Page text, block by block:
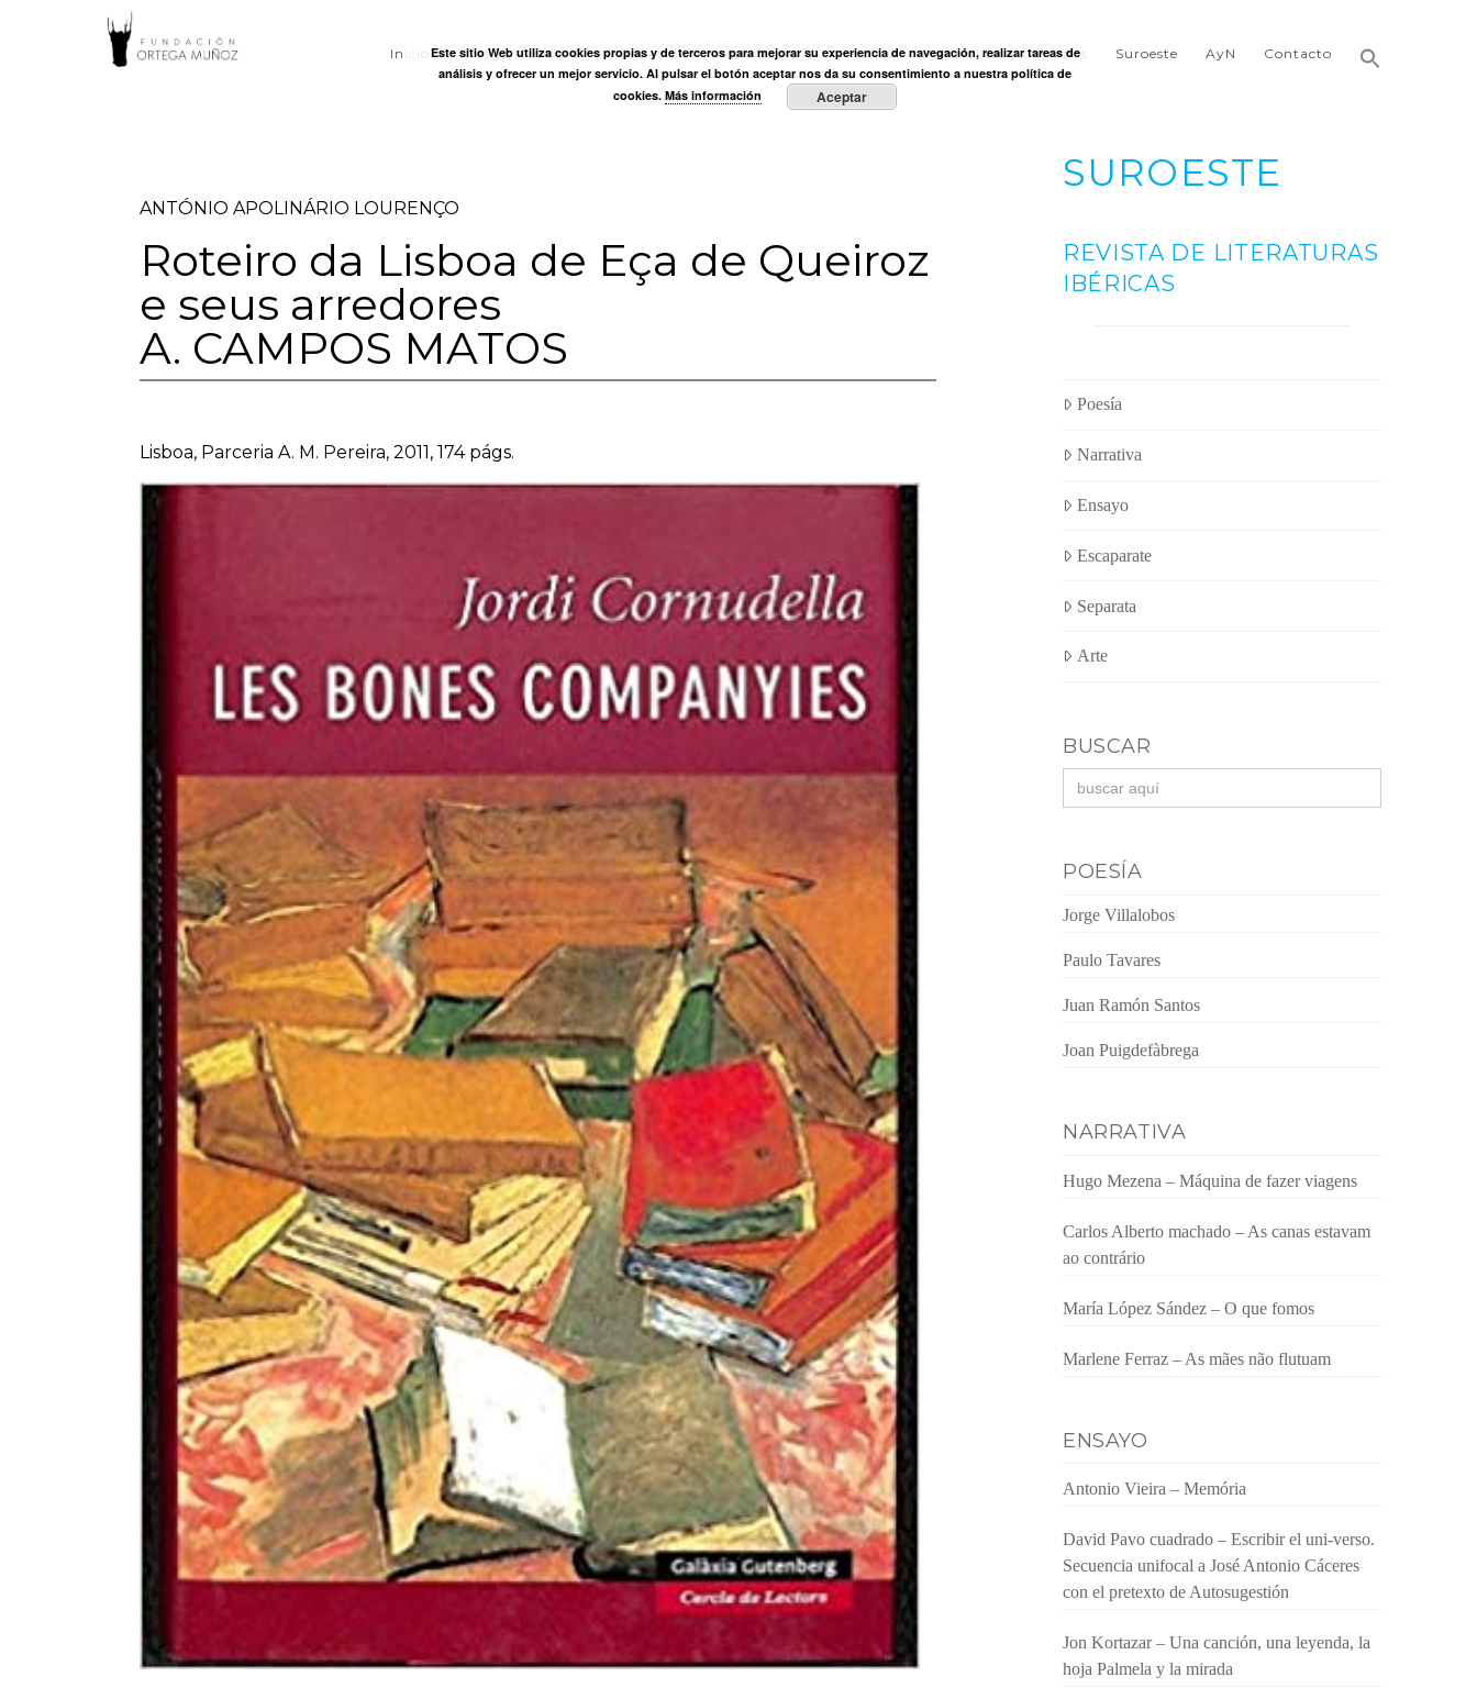
FUNDACIÓN
MUÑOZ
Inicio Ortega Muñoz Fundación Actividades Prensa Entre viñas y castaños Suroeste AyN Contacto
ANTÓNIO APOLINÁRIO LOURENÇO
Roteiro da Lisboa de Eça de Queiroz
e seus arredores
A. CAMPOS MATOS
Lisboa, Parceria A. M. Pereira, 2011, 174 págs.
SUROESTE
REVISTA DE LITERATURAS
IBÉRICAS
Poesía
Narrativa
Ensayo
Escaparate
Separata
Arte
BUSCAR
Buscar:
POESÍA
Jorge Villalobos
Paulo Tavares
Juan Ramón Santos
Joan Puigdefàbrega
NARRATIVA
Hugo Mezena – Máquina de fazer viagens
Carlos Alberto machado – As canas estavam
ao contrário
María López Sández – O que fomos
Marlene Ferraz – As mães não flutuam
ENSAYO
Antonio Vieira – Memória
David Pavo cuadrado – Escribir el uni-verso.
Secuencia unifocal a José Antonio Cáceres
con el pretexto de Autosugestión
Jon Kortazar – Una canción, una leyenda, la
hoja Palmela y la mirada
Este sitio Web utiliza cookies propias y de terceros para mejorar su experiencia de navegación, realizar tareas de
análisis y ofrecer un mejor servicio. Al pulsar el botón aceptar nos da su consentimiento a nuestra política de
cookies. Más información Aceptar